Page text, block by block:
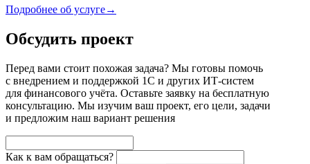
Подробнее об услуге→
Обсудить проект
Перед вами стоит похожая задача? Мы готовы помочь
с внедрением и поддержкой 1С и других ИТ‑систем
для финансового учёта. Оставьте заявку на бесплатную
консультацию. Мы изучим ваш проект, его цели, задачи
и предложим наш вариант решения
Как к вам обращаться?